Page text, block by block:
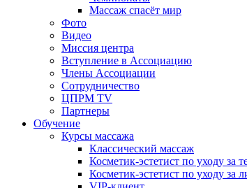
Массаж спасёт мир
Фото
Видео
Миссия центра
Вступление в Ассоциацию
Члены Ассоциации
Сотрудничество
ЦПРМ TV
Партнеры
Oбучение
Курсы массажа
Классический массаж
Косметик-эстетист по уходу за
Косметик-эстетист по уходу за